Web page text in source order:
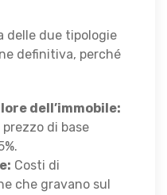
delle due tipologie
definitiva, perché
dell’immobile:
di base
Costi di
che gravano sul